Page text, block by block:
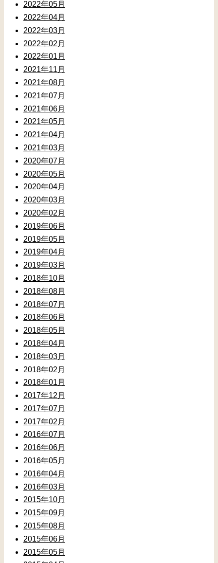
2022年05月
2022年04月
2022年03月
2022年02月
2022年01月
2021年11月
2021年08月
2021年07月
2021年06月
2021年05月
2021年04月
2021年03月
2020年07月
2020年05月
2020年04月
2020年03月
2020年02月
2019年06月
2019年05月
2019年04月
2019年03月
2018年10月
2018年08月
2018年07月
2018年06月
2018年05月
2018年04月
2018年03月
2018年02月
2018年01月
2017年12月
2017年07月
2017年02月
2016年07月
2016年06月
2016年05月
2016年04月
2016年03月
2015年10月
2015年09月
2015年08月
2015年06月
2015年05月